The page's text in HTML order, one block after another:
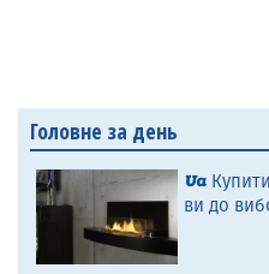
Головне за день
ви до